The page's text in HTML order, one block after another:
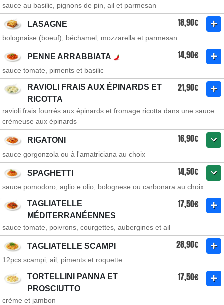
sauce au basilic, pignons de pin, ail et parmesan
LASAGNE 18,90€
bolognaise (boeuf), béchamel, mozzarella et parmesan
PENNE ARRABBIATA 14,90€
sauce tomate, piments et basilic
RAVIOLI FRAIS AUX ÉPINARDS ET
RICOTTA
21,90€
ravioli frais fourrés aux épinards et fromage ricotta dans une sauce
crémeuse aux épinards
RIGATONI 16,90€
sauce gorgonzola ou à l'amatriciana au choix
SPAGHETTI 14,50€
sauce pomodoro, aglio e olio, bolognese ou carbonara au choix
TAGLIATELLE
MÉDITERRANÉENNES
17,50€
sauce tomate, poivrons, courgettes, aubergines et ail
TAGLIATELLE SCAMPI 28,90€
12pcs scampi, ail, piments et roquette
TORTELLINI PANNA ET
PROSCIUTTO
17,50€
crème et jambon